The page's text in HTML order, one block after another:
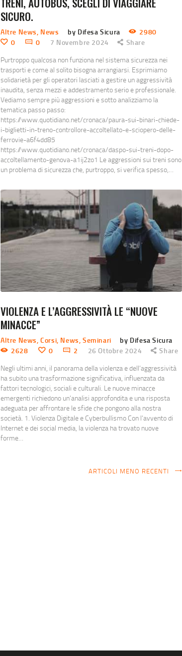
SICURO.
Altre News News by Difesa Sicura
2980
0
0 7 Novembre 2024
Share
Purtroppo qualcosa non funziona nel sistema sicurezza nei
trasporti e come al solito bisogna arrangiarsi. Esprimiamo
solidarietà per gli operatori lasciati a gestire un aggressività
inaudita, senza mezzi e addestramento serio e professionale.
Vediamo sempre più aggressioni e sotto analizziamo la
tematica passo passo:
https://www.quotidiano.net/cronaca/paura-sui-binari-chiede-
i-biglietti-in-treno-controllore-accoltellato-e-sciopero-delle-
ferrovie-a6f4dd85
https://www.quotidiano.net/cronaca/daspo-sui-treni-dopo-
accoltellamento-genova-a1ij2zo1 Le aggressioni sui treni sono
un problema di sicurezza che, purtroppo, si verifica spesso,…
VIOLENZA E L’AGGRESSIVITÀ LE “NUOVE
MINACCE”
Altre News,Corsi, News,Seminari
by Difesa Sicura
2628
0 2 26 Ottobre 2024
Share
Negli ultimi anni, il panorama della violenza e dell’aggressività
ha subito una trasformazione significativa, influenzata da
fattori tecnologici, sociali e culturali. Le nuove minacce
emergenti richiedono un’analisi approfondita e una risposta
adeguata per affrontare le sfide che pongono alla nostra
società. 1. Violenza Digitale e Cyberbullismo Con l’avvento di
Internet e dei social media, la violenza ha trovato nuove
forme…
ARTICOLI MENO RECENTI